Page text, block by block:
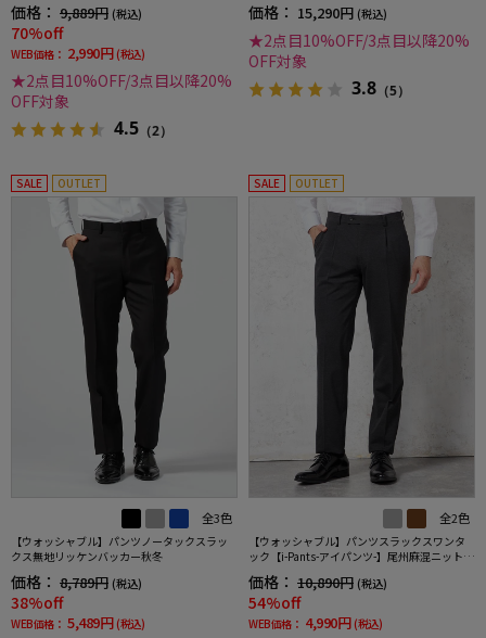
価格： 9,889円 (税込)
70%off
WEB価格： 2,990円 (税込)
★2点目10%OFF/3点目以降20%
OFF対象
4.5 （2）
価格： 15,290円 (税込)
★2点目10%OFF/3点目以降20%
OFF対象
3.8 （5）
SALE OUTLET
全3色
【ウォッシャブル】パンツノータックスラッ
クス無地リッケンバッカー秋冬
価格： 8,789円 (税込)
38%off
WEB価格： 5,489円 (税込)
SALE OUTLET
全2色
【ウォッシャブル】パンツスラックスワンタ
ック【i-Pants-アイパンツ-】尾州麻混ニット素
材ストレッチ春夏
価格： 10,890円 (税込)
54%off
WEB価格： 4,990円 (税込)